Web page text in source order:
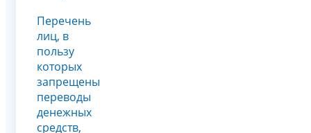
Перечень
лиц, в
пользу
которых
запрещены
переводы
денежных
средств,